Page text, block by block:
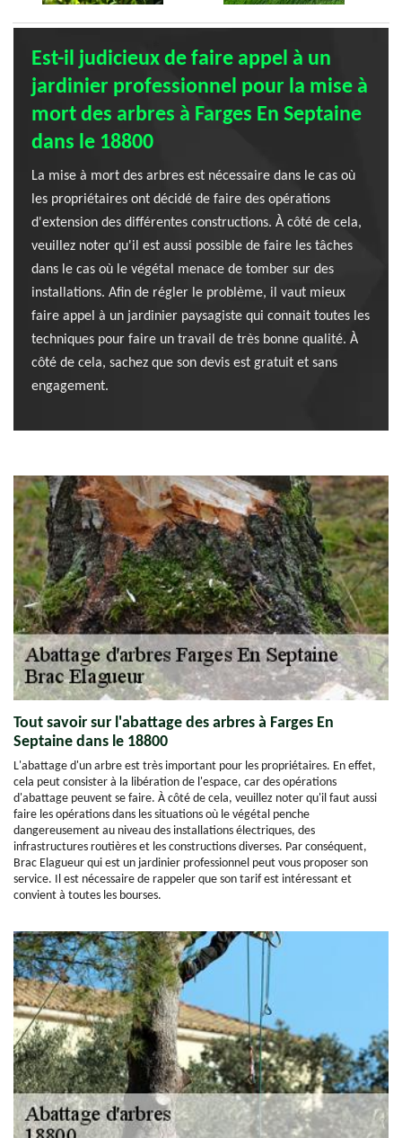
Est-il judicieux de faire appel à un
jardinier professionnel pour la mise à
mort des arbres à Farges En Septaine
dans le 18800
La mise à mort des arbres est nécessaire dans le cas où
les propriétaires ont décidé de faire des opérations
d'extension des différentes constructions. À côté de cela,
veuillez noter qu'il est aussi possible de faire les tâches
dans le cas où le végétal menace de tomber sur des
installations. Afin de régler le problème, il vaut mieux
faire appel à un jardinier paysagiste qui connait toutes les
techniques pour faire un travail de très bonne qualité. À
côté de cela, sachez que son devis est gratuit et sans
engagement.
Tout savoir sur l'abattage des arbres à Farges En
Septaine dans le 18800
L'abattage d'un arbre est très important pour les propriétaires. En effet,
cela peut consister à la libération de l'espace, car des opérations
d'abattage peuvent se faire. À côté de cela, veuillez noter qu'il faut aussi
faire les opérations dans les situations où le végétal penche
dangereusement au niveau des installations électriques, des
infrastructures routières et les constructions diverses. Par conséquent,
Brac Elagueur qui est un jardinier professionnel peut vous proposer son
service. Il est nécessaire de rappeler que son tarif est intéressant et
convient à toutes les bourses.